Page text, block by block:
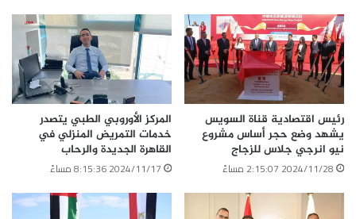
رئيس اقتصادية قناة السويس
يشهد وضع حجر أساس مشروع
نيو انرجي جلاس للزجاج
2024/11/28 2:15:07 مساءً
المركز الأوروبي الطبي يتصدر
خدمات التمريض المنزلي في
القاهرة الجديدة والرحاب
2024/11/17 8:15:36 مساءً